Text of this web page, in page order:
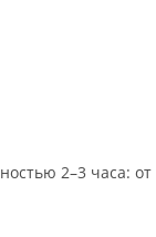
2–3 часа: от